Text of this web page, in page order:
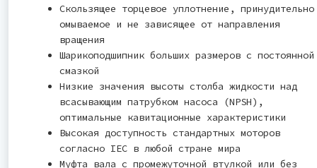
Скользящее торцевое уплотнение, принудительно
омываемое и не зависящее от направления
вращения
Шарикоподшипник больших размеров с постоянной
смазкой
Низкие значения высоты столба жидкости над
всасывающим патрубком насоса (NPSH),
оптимальные кавитационные характеристики
Высокая доступность стандартных моторов
согласно IEC в любой стране мира
Муфта вала с промежуточной втулкой или без